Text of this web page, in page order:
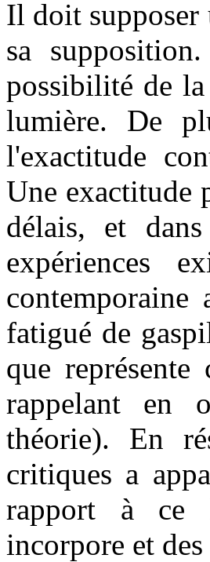
Il doit supposer
sa
possibilité de
lumière. De
l'exactitude
Une exactitude
délais, et
expériences
fatigué de
que
rappelant en
théorie). En
critiques a
rapport à ce
incorpore et